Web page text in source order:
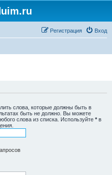
Вход
Регистрация
слова, которые должны быть в
быть не должно. Вы можете
слова из списка. Используйте * в